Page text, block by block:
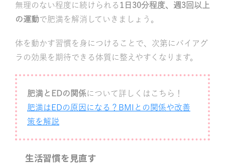
無理のない程度に続けられる 1日30分程度、週3回以上
の運動で肥満を解消していきましょう。
体を動かす習慣を身につけることで、次第にバイアグ
ラの効果を期待できる体質に整えやすくなります。
肥満とEDの関係について詳しくはこちら！
肥満はEDの原因になる？BMIとの関係や改善
策を解説
生活習慣を見直す